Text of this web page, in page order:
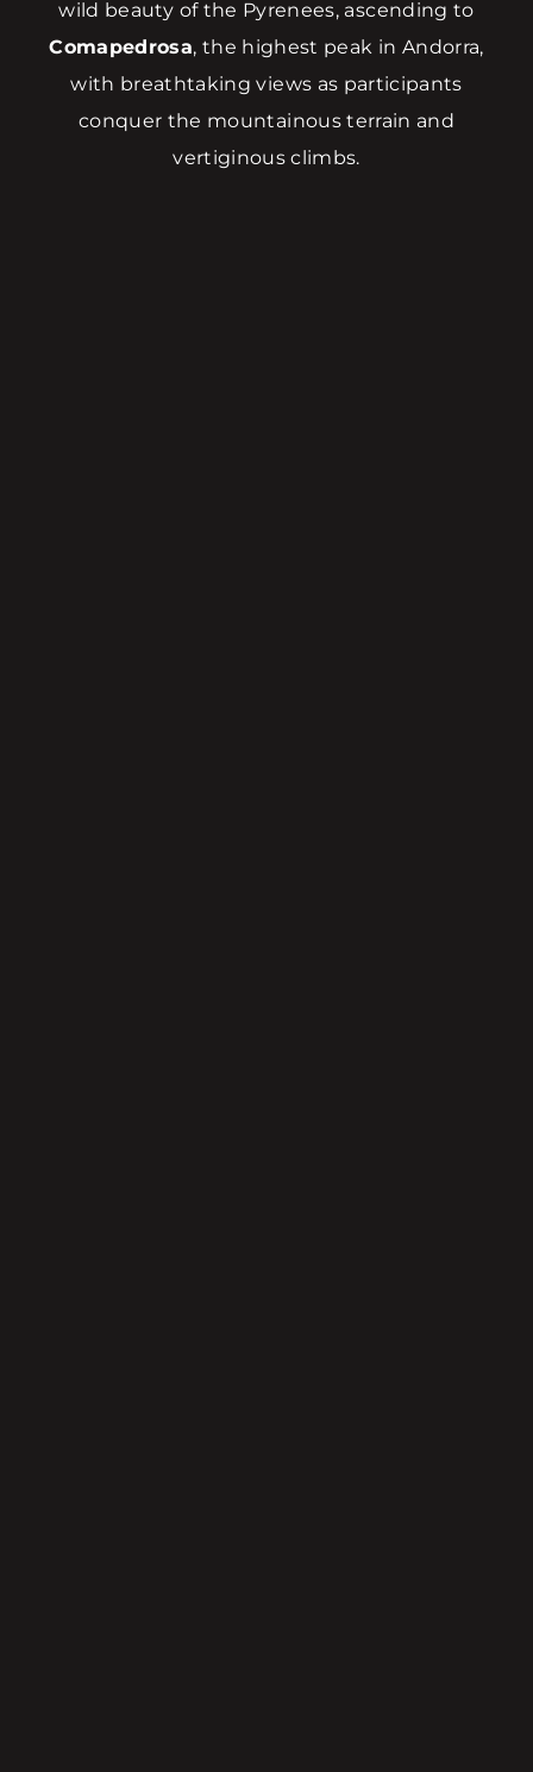
wild beauty of the Pyrenees, ascending to
Comapedrosa, the highest peak in Andorra,
with breathtaking views as participants
conquer the mountainous terrain and
vertiginous climbs.